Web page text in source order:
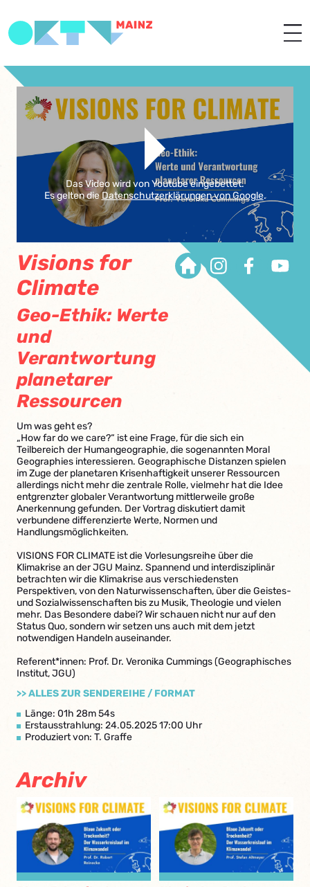
Das Video wird von Youtube eingebettet.
Es gelten dieDatenschutzerklärungen von Google.
Visions for
Climate
Geo-Ethik: Werte
und
Verantwortung
planetarer
Ressourcen
Um was geht es?
„How far do we care?“ ist eine Frage, für die sich ein
Teilbereich der Humangeographie, die sogenannten Moral
Geographies interessieren. Geographische Distanzen spielen
im Zuge der planetaren Krisenhaftigkeit unserer Ressourcen
allerdings nicht mehr die zentrale Rolle, vielmehr hat die Idee
entgrenzter globaler Verantwortung mittlerweile große
Anerkennung gefunden. Der Vortrag diskutiert damit
verbundene differenzierte Werte, Normen und
Handlungsmöglichkeiten.
VISIONS FOR CLIMATE ist die Vorlesungsreihe über die
Klimakrise an der JGU Mainz. Spannend und interdisziplinär
betrachten wir die Klimakrise aus verschiedensten
Perspektiven, von den Naturwissenschaften, über die Geistes-
und Sozialwissenschaften bis zu Musik, Theologie und vielen
mehr. Das Besondere dabei? Wir schauen nicht nur auf den
Status Quo, sondern wir setzen uns auch mit dem jetzt
notwendigen Handeln auseinander.
Referent*innen: Prof. Dr. Veronika Cummings (Geographisches
Institut, JGU)
>> ALLES ZUR SENDEREIHE / FORMAT
Länge: 01h 28m 54s
Erstausstrahlung: 24.05.2025 17:00 Uhr
Produziert von: T. Graffe
Archiv